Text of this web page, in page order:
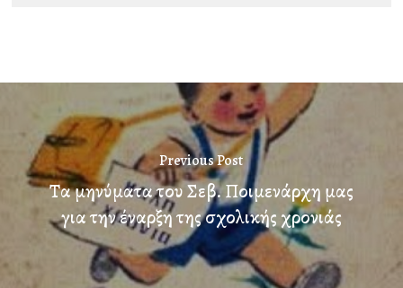
Previous Post
Τα μηνύματα του Σεβ. Ποιμενάρχη μας
για την έναρξη της σχολικής χρονιάς